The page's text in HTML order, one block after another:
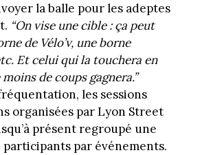
la balle pour les adeptes
“On vise une cible : ça peut
de Vélo’v, une borne
Et celui qui la touchera en
de coups gagnera.”
les sessions
organisées par Lyon Street
présent regroupé une
participants par événements.